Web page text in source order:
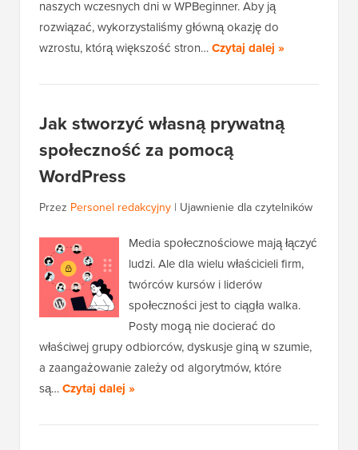
naszych wczesnych dni w WPBeginner. Aby ją
rozwiązać, wykorzystaliśmy główną okazję do
wzrostu, którą większość stron…Czytaj dalej »
Jak stworzyć własną prywatną
społeczność za pomocą
WordPress
Przez Personel redakcyjny | Ujawnienie dla czytelników
Media społecznościowe mają łączyć
ludzi. Ale dla wielu właścicieli firm,
twórców kursów i liderów
społeczności jest to ciągła walka.
Posty mogą nie docierać do
właściwej grupy odbiorców, dyskusje giną w szumie,
a zaangażowanie zależy od algorytmów, które
są…Czytaj dalej »